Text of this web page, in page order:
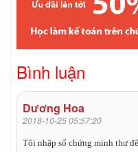
Bình luận
Dương Hoa
2018-10-25 05:57:20
Tôi nhập số chứng minh thư